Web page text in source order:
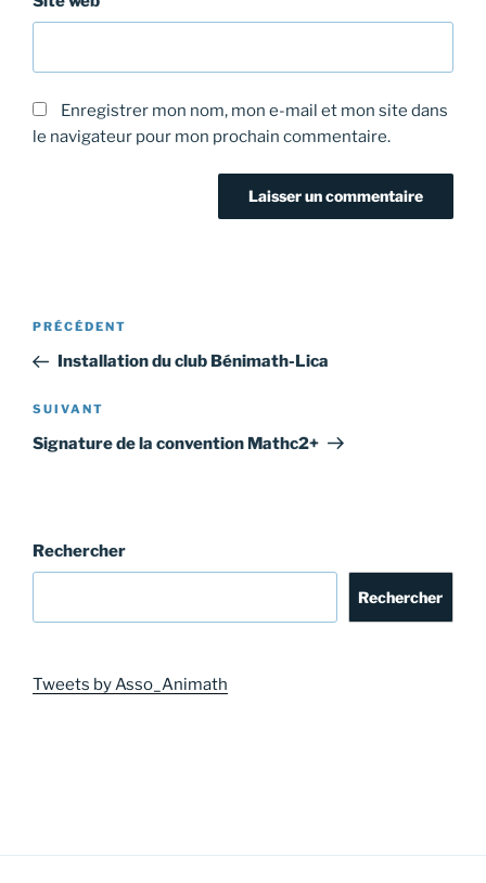
Enregistrer mon nom, mon e-mail et mon site dans
le navigateur pour mon prochain commentaire.
Navigation
l’article
Article
précédent
PRÉCÉDENT
Installation du club Bénimath-Lica
Article
suivant
SUIVANT
Signature de la convention Mathc2+
Rechercher
Rechercher
Tweets by Asso_Animath